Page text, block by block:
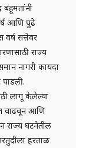
बहूमतांनी
आणि पुढे
सत्तेवर
राज्य
नागरी कायदा
लागू केलेल्या
वाढवून आणि
राज्य घटनेतील
हरताळ